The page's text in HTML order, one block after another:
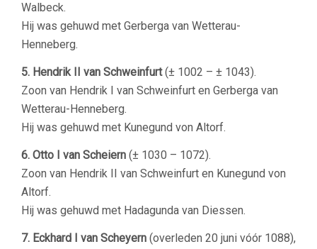
Walbeck.
Hij was gehuwd met Gerberga van Wetterau-
Henneberg.
5. Hendrik II van Schweinfurt(± 1002 – ± 1043).
Zoon van Hendrik I van Schweinfurt en Gerberga van
Wetterau-Henneberg.
Hij was gehuwd met Kunegund von Altorf.
6. Otto I van Scheiern (± 1030 – 1072).
Zoon van Hendrik II van Schweinfurt en Kunegund von
Altorf.
Hij was gehuwd met Hadagunda van Diessen.
7. Eckhard I van Scheyern (overleden 20 juni vóór 1088),